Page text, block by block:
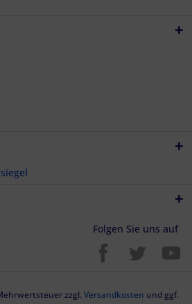
Folgen Sie uns auf
zzgl. Versandkosten und ggf.
zur Identifikation aktiv abfragen